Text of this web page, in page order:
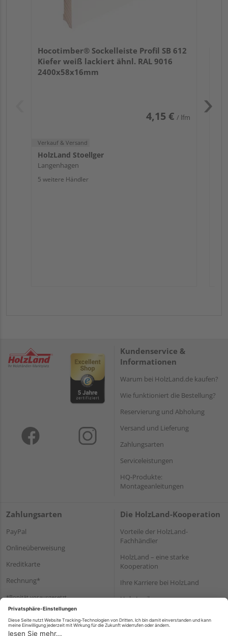
Hocotimber® Sockelleiste Profil SB 612
Kiefer weiß lackiert ähnl. RAL 9016
2400x58x16mm
4,15 € / lfm
Verkauf & Versand
HolzLand Stoellger
Langenhagen
5 weitere Händler
Kundenservice &
Informationen
Warum bei HolzLand.de kaufen?
Wie funktioniert die Bestellung?
Reservierung und Abholung
Versand und Lieferung
Zahlungsarten
Serviceleistungen
HQ-Produkte:
Montageanleitungen
Zahlungsarten
PayPal
Onlineüberweisung
Kreditkarte
Rechnung*
*Bonität vorausgesetzt
Die HolzLand-Kooperation
Vorteile der HolzLand-
Fachhändler
HolzLand – eine starke
Kooperation
Ihre Karriere bei HolzLand
Holz-Lexikon